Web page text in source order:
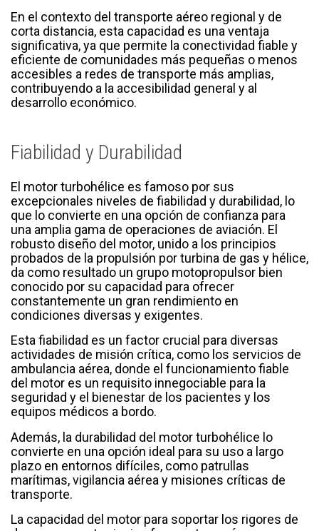
En el contexto del transporte aéreo regional y de
corta distancia, esta capacidad es una ventaja
significativa, ya que permite la conectividad fiable y
eficiente de comunidades más pequeñas o menos
accesibles a redes de transporte más amplias,
contribuyendo a la accesibilidad general y al
desarrollo económico.
Fiabilidad y Durabilidad
El motor turbohélice es famoso por sus
excepcionales niveles de fiabilidad y durabilidad, lo
que lo convierte en una opción de confianza para
una amplia gama de operaciones de aviación. El
robusto diseño del motor, unido a los principios
probados de la propulsión por turbina de gas y hélice,
da como resultado un grupo motopropulsor bien
conocido por su capacidad para ofrecer
constantemente un gran rendimiento en
condiciones diversas y exigentes.
Esta fiabilidad es un factor crucial para diversas
actividades de misión crítica, como los servicios de
ambulancia aérea, donde el funcionamiento fiable
del motor es un requisito innegociable para la
seguridad y el bienestar de los pacientes y los
equipos médicos a bordo.
Además, la durabilidad del motor turbohélice lo
convierte en una opción ideal para su uso a largo
plazo en entornos difíciles, como patrullas
marítimas, vigilancia aérea y misiones críticas de
transporte.
La capacidad del motor para soportar los rigores de